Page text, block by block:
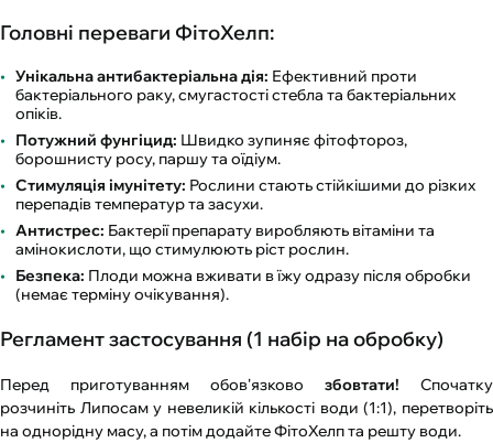
Головні переваги ФітоХелп:
Унікальна антибактеріальна дія: Ефективний проти
бактеріального раку, смугастості стебла та бактеріальних
опіків.
Потужний фунгіцид: Швидко зупиняє фітофтороз,
борошнисту росу, паршу та оїдіум.
Стимуляція імунітету: Рослини стають стійкішими до різких
перепадів температур та засухи.
Антистрес: Бактерії препарату виробляють вітаміни та
амінокислоти, що стимулюють ріст рослин.
Безпека: Плоди можна вживати в їжу одразу після обробки
(немає терміну очікування).
Регламент застосування (1 набір на обробку)
Перед приготуванням обов'язково збовтати! Спочатку
розчиніть Липосам у невеликій кількості води (1:1), перетворіть
на однорідну масу, а потім додайте ФітоХелп та решту води.